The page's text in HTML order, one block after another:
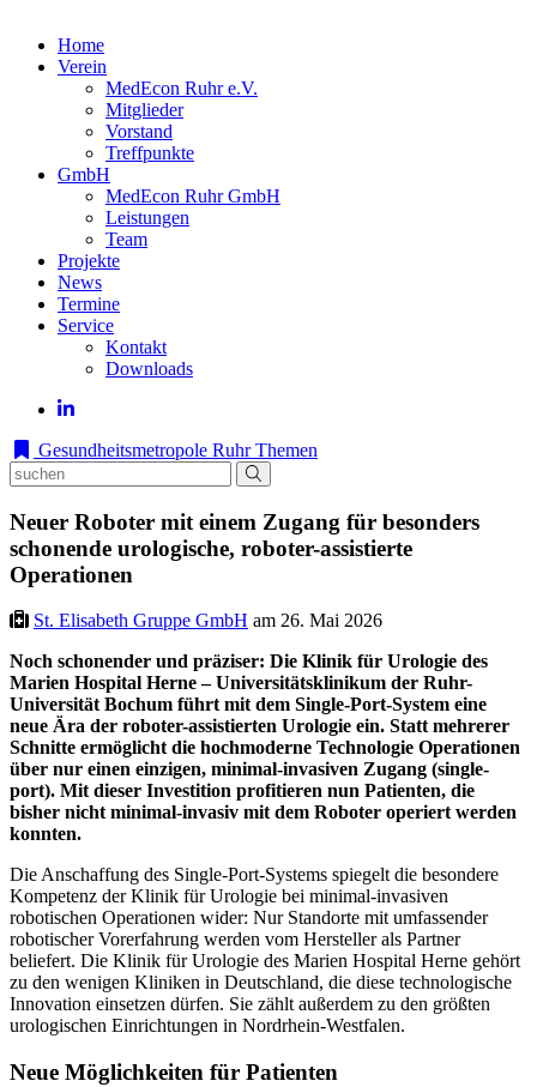
Home
Verein
MedEcon Ruhr e.V.
Mitglieder
Vorstand
Treffpunkte
GmbH
MedEcon Ruhr GmbH
Leistungen
Team
Projekte
News
Termine
Service
Kontakt
Downloads
Gesundheitsmetropole Ruhr Themen
Neuer Roboter mit einem Zugang für besonders
schonende urologische, roboter-assistierte
Operationen
St. Elisabeth Gruppe GmbH am 26. Mai 2026
Noch schonender und präziser: Die Klinik für Urologie des
Marien Hospital Herne – Universitätsklinikum der Ruhr-
Universität Bochum führt mit dem Single-Port-System eine
neue Ära der roboter-assistierten Urologie ein. Statt mehrerer
Schnitte ermöglicht die hochmoderne Technologie Operationen
über nur einen einzigen, minimal-invasiven Zugang (single-
port). Mit dieser Investition profitieren nun Patienten, die
bisher nicht minimal-invasiv mit dem Roboter operiert werden
konnten.
Die Anschaffung des Single-Port-Systems spiegelt die besondere
Kompetenz der Klinik für Urologie bei minimal-invasiven
robotischen Operationen wider: Nur Standorte mit umfassender
robotischer Vorerfahrung werden vom Hersteller als Partner
beliefert. Die Klinik für Urologie des Marien Hospital Herne gehört
zu den wenigen Kliniken in Deutschland, die diese technologische
Innovation einsetzen dürfen. Sie zählt außerdem zu den größten
urologischen Einrichtungen in Nordrhein-Westfalen.
Neue Möglichkeiten für Patienten